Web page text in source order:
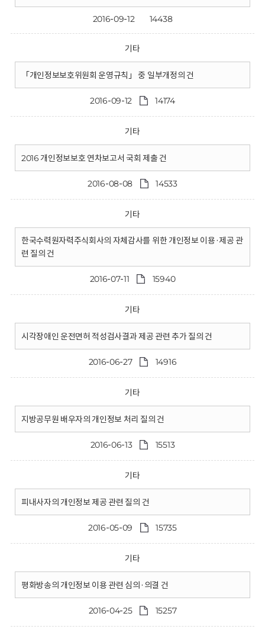
2016-09-12 14438
기타
「개인정보보호위원회 운영규칙」 중 일부개정의 건
2016-09-12 14174
기타
2016 개인정보보호 연차보고서 국회 제출 건
2016-08-08 14533
기타
한국수력원자력주식회사의 자체감사를 위한 개인정보 이용·제공 관
련 질의 건
2016-07-11 15940
기타
시각장애인 운전면허 적성검사결과 제공 관련 추가 질의 건
2016-06-27 14916
기타
지방공무원 배우자의 개인정보 처리 질의 건
2016-06-13 15513
기타
피내사자의 개인정보 제공 관련 질의 건
2016-05-09 15735
기타
평화방송의 개인정보 이용 관련 심의·의결 건
2016-04-25 15257